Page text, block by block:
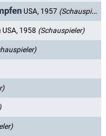
USA, 1957 (Schauspieler)
USA, 1958 (Schauspieler)